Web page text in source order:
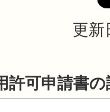
更新
許可申請書の